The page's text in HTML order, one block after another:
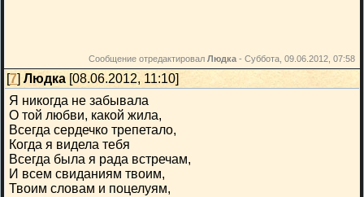
Сообщение отредактировал Людка - Суббота, 09.06.2012, 07:58
[7] Людка [08.06.2012, 11:10]
Я никогда не забывала
О той любви, какой жила,
Всегда сердечко трепетало,
Когда я видела тебя
Всегда была я рада встречам,
И всем свиданиям твоим,
Твоим словам и поцелуям,